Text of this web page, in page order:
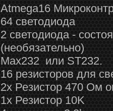
Atmega16
64 светодиода
2 светодиода -
(необязательно)
Max232 или ST232.
16 резисторов для
2x Резистор 470 Ом
1x Резистор 10K